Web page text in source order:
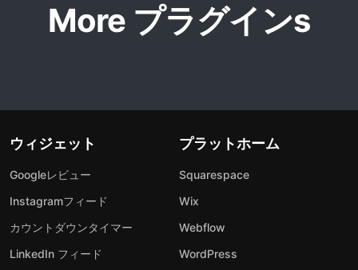
More プラグインs
ウィジェット
Googleレビュー
Instagramフィード
カウントダウンタイマー
LinkedIn フィード
プラットホーム
Squarespace
Wix
Webflow
WordPress